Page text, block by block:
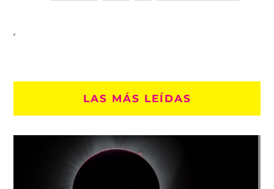
LAS MÁS LEÍDAS